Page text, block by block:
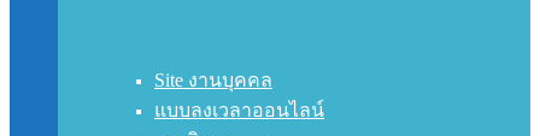
Site งานบุคคล
แบบลงเวลาออนไลน์